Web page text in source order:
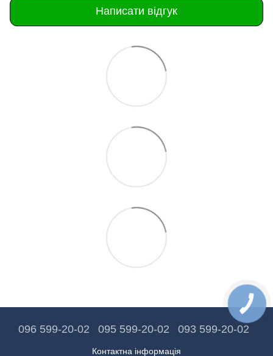
Написати відгук
096 599-20-02 095 599-20-02 093 599-20-02
Контактна інформація